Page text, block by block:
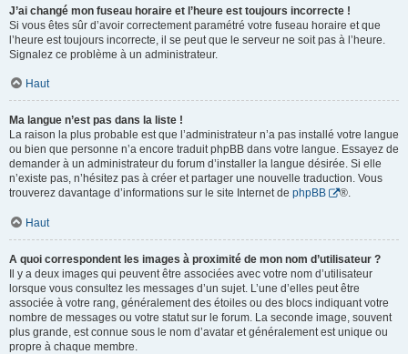
J’ai changé mon fuseau horaire et l’heure est toujours incorrecte !
Si vous êtes sûr d’avoir correctement paramétré votre fuseau horaire et que
l’heure est toujours incorrecte, il se peut que le serveur ne soit pas à l’heure.
Signalez ce problème à un administrateur.
Haut
Ma langue n’est pas dans la liste !
La raison la plus probable est que l’administrateur n’a pas installé votre langue
ou bien que personne n’a encore traduit phpBB dans votre langue. Essayez de
demander à un administrateur du forum d’installer la langue désirée. Si elle
n’existe pas, n’hésitez pas à créer et partager une nouvelle traduction. Vous
trouverez davantage d’informations sur le site Internet de phpBB ®.
Haut
A quoi correspondent les images à proximité de mon nom d’utilisateur ?
Il y a deux images qui peuvent être associées avec votre nom d’utilisateur
lorsque vous consultez les messages d’un sujet. L’une d’elles peut être
associée à votre rang, généralement des étoiles ou des blocs indiquant votre
nombre de messages ou votre statut sur le forum. La seconde image, souvent
plus grande, est connue sous le nom d’avatar et généralement est unique ou
propre à chaque membre.